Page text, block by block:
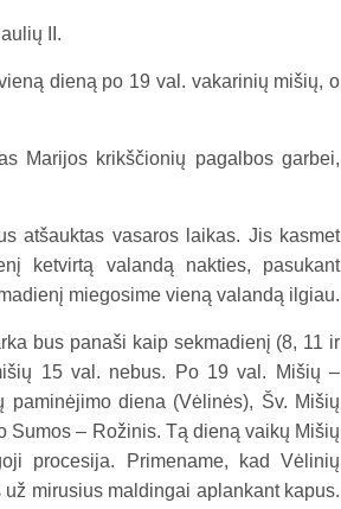
II.
dieną po 19 val. vakarinių mišių, o
Marijos krikščionių pagalbos garbei,
atšauktas vasaros laikas. Jis kasmet
ketvirtą valandą nakties, pasukant
miegosime vieną valandą ilgiau.
bus panaši kaip sekmadienį (8, 11 ir
15 val. nebus. Po 19 val. Mišių –
diena (Vėlinės), Šv. Mišių
Sumos – Rožinis. Tą dieną vaikų Mišių
procesija. Primename, kad Vėlinių
mirusius maldingai aplankant kapus.